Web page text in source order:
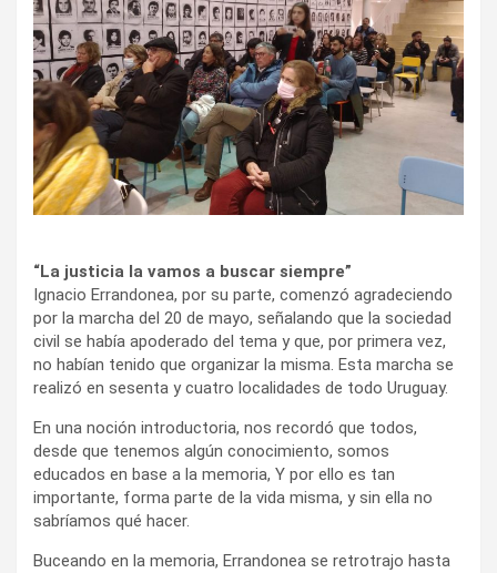
“La justicia la vamos a buscar siempre”
Ignacio Errandonea, por su parte, comenzó agradeciendo
por la marcha del 20 de mayo, señalando que la sociedad
civil se había apoderado del tema y que, por primera vez,
no habían tenido que organizar la misma. Esta marcha se
realizó en sesenta y cuatro localidades de todo Uruguay.
En una noción introductoria, nos recordó que todos,
desde que tenemos algún conocimiento, somos
educados en base a la memoria, Y por ello es tan
importante, forma parte de la vida misma, y sin ella no
sabríamos qué hacer.
Buceando en la memoria, Errandonea se retrotrajo hasta